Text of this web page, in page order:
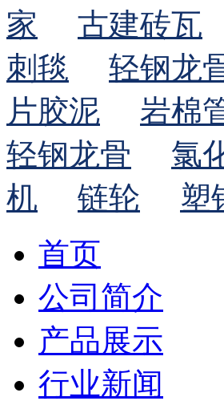
家
古建砖瓦
刺毯
轻钢龙
片胶泥
岩棉
轻钢龙骨
氯
机
链轮 塑
首页
公司简介
产品展示
行业新闻